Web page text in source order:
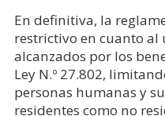
En definitiva, la
restrictivo en cuanto al
alcanzados por los
Ley N.º 27.802,
personas humanas y
residentes como no